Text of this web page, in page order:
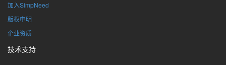
加入SimpNeed
版权申明
企业资质
技术支持